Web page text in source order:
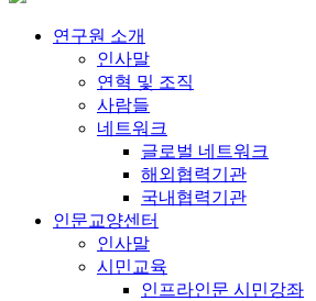
연구원 소개
인사말
연혁 및 조직
사람들
네트워크
글로벌 네트워크
해외협력기관
국내협력기관
인문교양센터
인사말
시민교육
인프라인문 시민강좌